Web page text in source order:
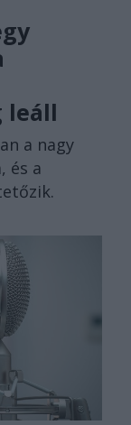
leáll
a nagy
és a